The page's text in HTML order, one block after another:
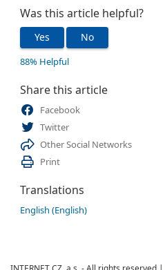
Was this article helpful?
Yes No
88% Helpful
Share this article
Facebook
Twitter
Other Social Networks
Print
Translations
English (English)